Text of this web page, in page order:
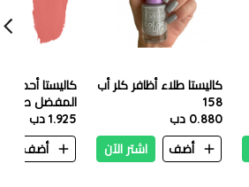
كاليستا طلاء أظافر كلر أب
158
0.880 دب
أضف
اشتر الآن
كاليستا أحمر
مظهر التقديم
1.925 دب
أضف